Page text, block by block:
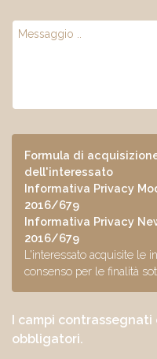
Formula di
dell'interessato
Informativa Privacy
2016/679
Informativa Privacy
2016/679
L'interessato acquisite le
consenso per le finalità
I campi
obbligatori.